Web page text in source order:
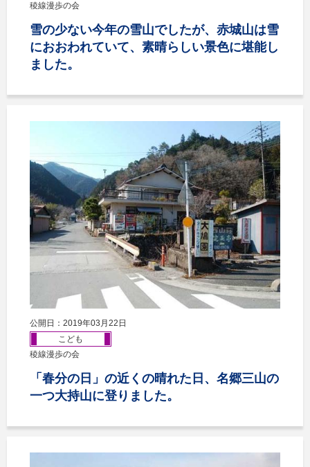
稜線漫歩の会
雪の少ない今年の雪山でしたが、赤城山は雪
におおわれていて、素晴らしい景色に堪能し
ました。
公開日：2019年03月22日
こども
稜線漫歩の会
「春分の日」の近くの晴れた日、名郷三山の
一つ大持山に登りました。